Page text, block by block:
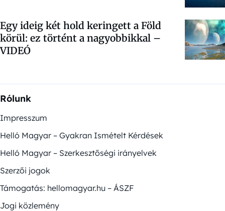
Egy ideig két hold keringett a Föld
körül: ez történt a nagyobbikkal –
VIDEÓ
Rólunk
Impresszum
Helló Magyar – Gyakran Ismételt Kérdések
Helló Magyar – Szerkesztőségi irányelvek
Szerzői jogok
Támogatás: hellomagyar.hu – ÁSZF
Jogi közlemény